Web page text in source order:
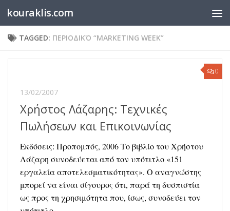
Below content
kouraklis.com
TAGGED: ΠΕΡΙΟΔΙΚΌ “MARKETING WEEK”
0
13/02/2007
Χρήστος Λάζαρης: Τεχνικές
Πωλήσεων και Επικοινωνίας
Εκδόσεις: Προπομπός, 2006 Το βιβλίο του Χρήστου
Λάζαρη συνοδεύεται από τον υπότιτλο «151
εργαλεία αποτελεσματικότητας». Ο αναγνώστης
μπορεί να είναι σίγουρος ότι, παρά τη δυσπιστία
ως προς τη χρησιμότητα που, ίσως, συνοδεύει τον